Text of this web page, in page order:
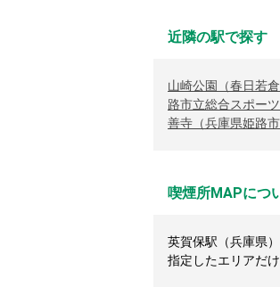
近隣の駅で探す
山崎公園（春日若倉
路市立総合スポー
善寺（兵庫県姫路市
喫煙所MAPにつ
英賀保駅（兵庫県
指定したエリアだ